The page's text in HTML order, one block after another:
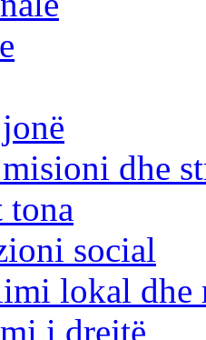
dhe
tona
social
lokal dhe
i drejtë